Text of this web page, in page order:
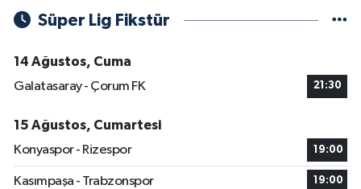
Süper Lig Fikstür
14 Ağustos, Cuma
Galatasaray - Çorum FK
21:30
15 Ağustos, Cumartesi
Konyaspor - Rizespor
19:00
Kasımpaşa - Trabzonspor 19:00